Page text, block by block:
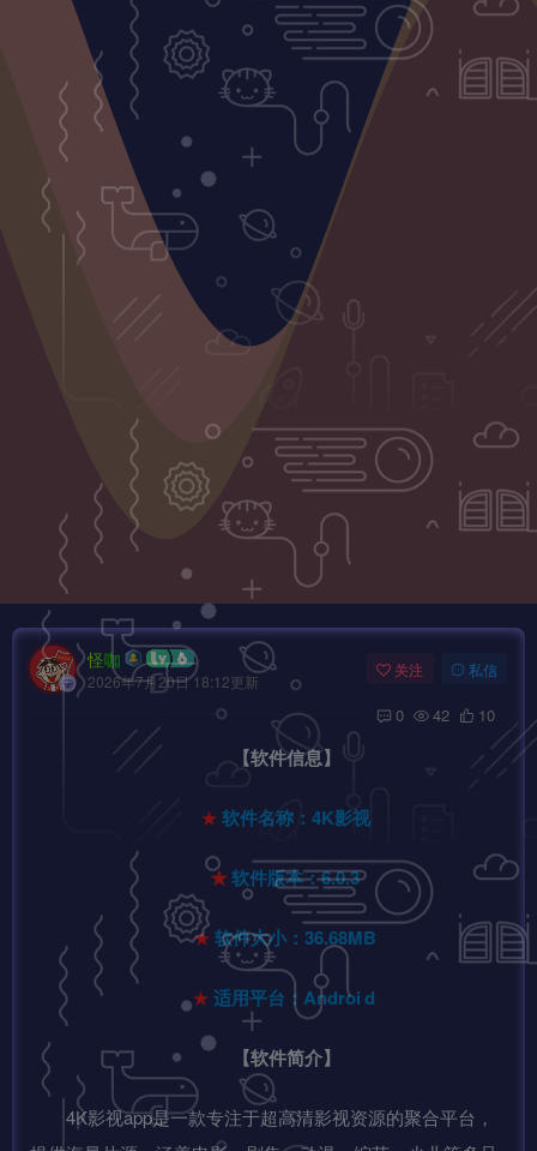
怪咖
2026年7月20日 18:12更新
关注 私信
0 42 10
【软件信息】
★软件名称：4K影视
★软件版本：6.0.3
★软件大小：36.68MB
★适用平台：Android
【软件简介】
4K影视app是一款专注于超高清影视资源的聚合平台，